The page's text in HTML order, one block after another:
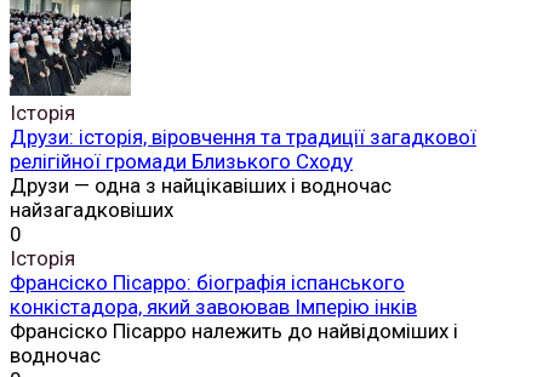
Історія
Друзи: історія, віровчення та традиції загадкової
релігійної громади Близького Сходу
Друзи — одна з найцікавіших і водночас
найзагадковіших
0
Історія
Франсіско Пісарро: біографія іспанського
конкістадора, який завоював Імперію інків
Франсіско Пісарро належить до найвідоміших і
водночас